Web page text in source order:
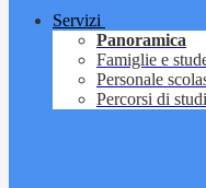
Servizi
Panoramica
Famiglie e
Personale
Percorsi di